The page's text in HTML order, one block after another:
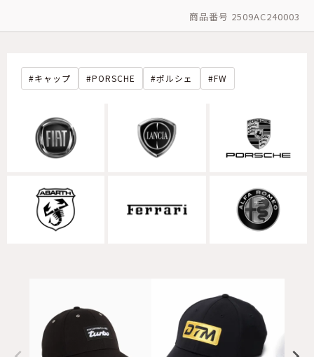
商品番号 2509AC240003
キャップ PORSCHE ポルシェ FW